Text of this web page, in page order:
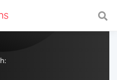
with a fast and